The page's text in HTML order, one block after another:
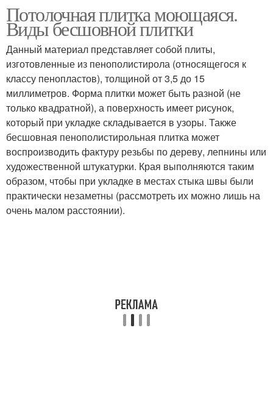
Потолочная плитка моющаяся.
Виды бесшовной плитки
Данный материал представляет собой плиты,
изготовленные из пенополистирола (относящегося к
классу пенопластов), толщиной от 3,5 до 15
миллиметров. Форма плитки может быть разной (не
только квадратной), а поверхность имеет рисунок,
который при укладке складывается в узоры. Также
бесшовная пенополистирольная плитка может
воспроизводить фактуру резьбы по дереву, лепнины или
художественной штукатурки. Края выполняются таким
образом, чтобы при укладке в местах стыка швы были
практически незаметны (рассмотреть их можно лишь на
очень малом расстоянии).